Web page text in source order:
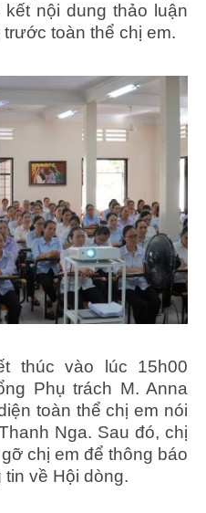
nội dung thảo luận
toàn thể chị em.
thúc vào lúc 15h00
Phụ trách M. Anna
toàn thể chị em nói
Nga. Sau đó, chị
chị em để thông báo
về Hội dòng.